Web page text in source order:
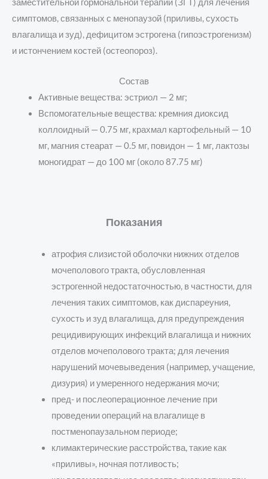
заместительной гормональной терапии (ЗГТ) для лечения
симптомов, связанных с менопаузой (приливы, сухость
влагалища и зуд), дефицитом эстрогена (гипоэстрогенизм)
и истончением костей (остеопороз).
Состав
Активные вещества: эстриол — 2 мг;
Вспомогательные вещества: кремния диоксид
коллоидный — 0.75 мг, крахмал картофельный — 10
мг, магния стеарат — 0.5 мг, повидон — 1 мг, лактозы
моногидрат — до 100 мг (около 87.75 мг)
Показания
атрофия слизистой оболочки нижних отделов
мочеполового тракта, обусловленная
эстрогенной недостаточностью, в частности, для
лечения таких симптомов, как диспареуния,
сухость и зуд влагалища, для предупреждения
рецидивирующих инфекций влагалища и нижних
отделов мочеполового тракта; для лечения
нарушений мочевыведения (например, учащение,
дизурия) и умеренного недержания мочи;
пред- и послеоперационное лечение при
проведении операций на влагалище в
постменопаузальном периоде;
климактерические расстройства, такие как
«приливы», ночная потливость;